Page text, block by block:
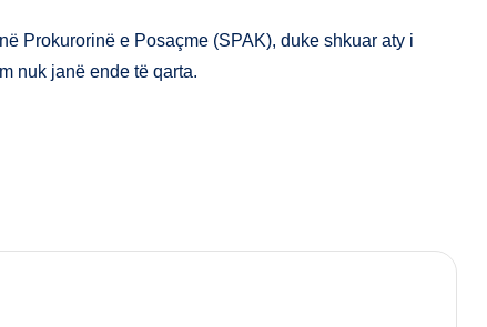
Prokurorinë e Posaçme (SPAK), duke shkuar aty i
nuk janë ende të qarta.